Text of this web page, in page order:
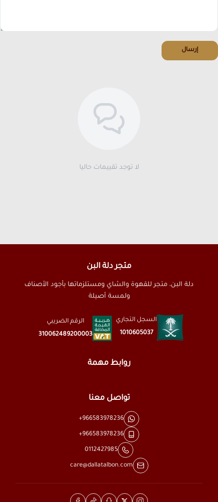
إرسال
لا توجد تقييمات حاليا
متجر دلة البن
دلة البن، متجر للقهوة والشاي ومستلزماتها بأجود الأصناف
ولمسة أصيلة
السجل التجاري
1010605037
الرقم الضريبي
310062489200003
روابط مهمة
تواصل معنا
+966583978236
+966583978236
0112427985
care@dallatalbon.com